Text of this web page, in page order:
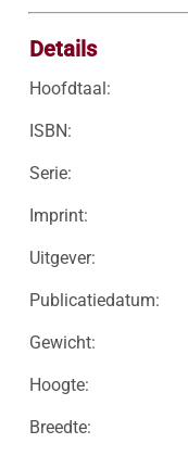
Details
Hoofdtaal:
ISBN:
Serie:
Imprint:
Uitgever:
Publicatiedatum:
Gewicht:
Hoogte:
Breedte: